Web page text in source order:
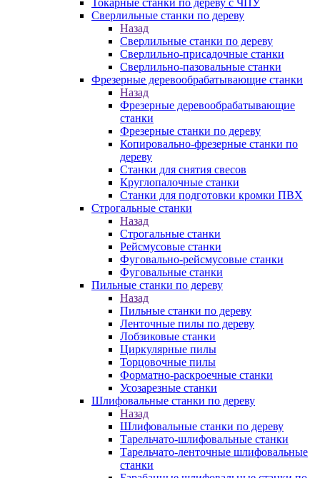
Токарные станки по дереву с ЧПУ
Сверлильные станки по дереву
Назад
Сверлильные станки по дереву
Сверлильно-присадочные станки
Сверлильно-пазовальные станки
Фрезерные деревообрабатывающие станки
Назад
Фрезерные деревообрабатывающие
станки
Фрезерные станки по дереву
Копировально-фрезерные станки по
дереву
Станки для снятия свесов
Круглопалочные станки
Станки для подготовки кромки ПВХ
Строгальные станки
Назад
Строгальные станки
Рейсмусовые станки
Фуговально-рейсмусовые станки
Фуговальные станки
Пильные станки по дереву
Назад
Пильные станки по дереву
Ленточные пилы по дереву
Лобзиковые станки
Циркулярные пилы
Торцовочные пилы
Форматно-раскроечные станки
Усозарезные станки
Шлифовальные станки по дереву
Назад
Шлифовальные станки по дереву
Тарельчато-шлифовальные станки
Тарельчато-ленточные шлифовальные
станки